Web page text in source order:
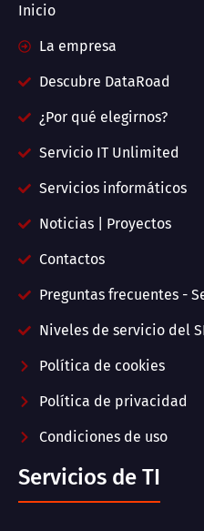
Inicio
La empresa
Descubre DataRoad
¿Por qué elegirnos?
Servicio IT Unlimited
Servicios informáticos
Noticias | Proyectos
Contactos
Preguntas frecuentes -
Niveles de servicio del
Política de cookies
Política de privacidad
Condiciones de uso
Servicios de TI